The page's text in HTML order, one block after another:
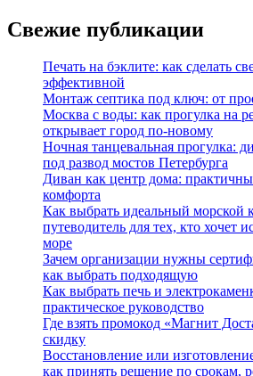
Свежие публикации
Печать на бэклите: как сделать
эффективной
Монтаж септика под ключ: от
Москва с воды: как прогулка на
открывает город по‑новому
Ночная танцевальная прогулка:
под развод мостов Петербурга
Диван как центр дома:
комфорта
Как выбрать идеальный морской
путеводитель для тех, кто хочет
море
Зачем организации нужны
как выбрать подходящую
Как выбрать печь и
практическое руководство
Где взять промокод «Магнит
скидку
Восстановление или
как принять решение по срокам,